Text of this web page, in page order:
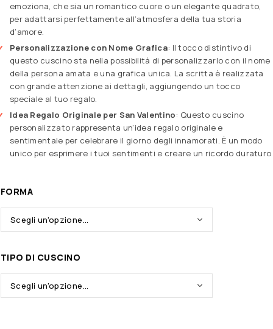
emoziona, che sia un romantico cuore o un elegante quadrato,
per adattarsi perfettamente all’atmosfera della tua storia
d’amore.
Personalizzazione con Nome Grafica: Il tocco distintivo di
questo cuscino sta nella possibilità di personalizzarlo con il nome
della persona amata e una grafica unica. La scritta è realizzata
con grande attenzione ai dettagli, aggiungendo un tocco
speciale al tuo regalo.
Idea Regalo Originale per San Valentino: Questo cuscino
personalizzato rappresenta un’idea regalo originale e
sentimentale per celebrare il giorno degli innamorati. È un modo
unico per esprimere i tuoi sentimenti e creare un ricordo duraturo
FORMA
TIPO DI CUSCINO